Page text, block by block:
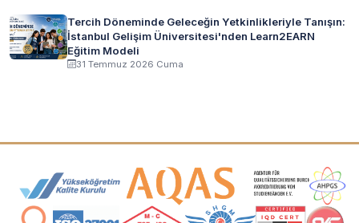
Tercih Döneminde Geleceğin Yetkinlikleriyle Tanışın:
İstanbul Gelişim Üniversitesi'nden Learn2EARN
Eğitim Modeli
31 Temmuz 2026 Cuma
Akreditasyon ve Üyelik Logoları